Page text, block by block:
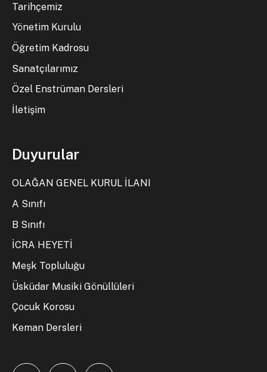
Tarihçemiz
Yönetim Kurulu
Öğretim Kadrosu
Sanatçılarımız
Özel Enstrüman Dersleri
İletişim
Duyurular
OLAĞAN GENEL KURUL İLANI
A Sınıfı
B Sınıfı
İCRA HEYETİ
Meşk Topluluğu
Üsküdar Musiki Gönüllüleri
Çocuk Korosu
Keman Dersleri